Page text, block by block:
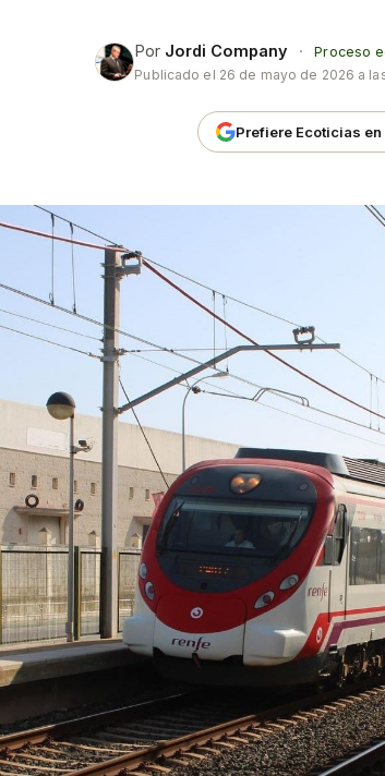
Por Jordi Company ·
Proceso
Publicado el 26 de mayo de 2026 a
Prefiere Ecoticias en